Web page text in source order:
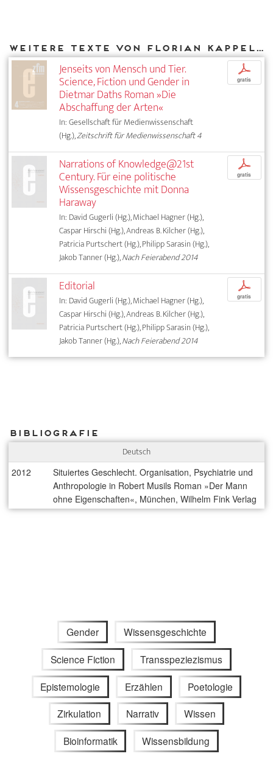
Weitere Texte von Florian Kappeler bei DIAPHANES
Jenseits von Mensch und Tier.
Science, Fiction und Gender in
Dietmar Daths Roman »Die
Abschaffung der Arten«
In: Gesellschaft für Medienwissenschaft
(Hg.),Zeitschrift für Medienwissenschaft 4
p
gratis
Narrations of Knowledge@21st
Century. Für eine politische
Wissensgeschichte mit Donna
Haraway
In: David Gugerli (Hg.), Michael Hagner (Hg.),
Caspar Hirschi (Hg.), Andreas B. Kilcher (Hg.),
Patricia Purtschert (Hg.), Philipp Sarasin (Hg.),
Jakob Tanner (Hg.),Nach Feierabend 2014
p
gratis
Editorial
In: David Gugerli (Hg.), Michael Hagner (Hg.),
Caspar Hirschi (Hg.), Andreas B. Kilcher (Hg.),
Patricia Purtschert (Hg.), Philipp Sarasin (Hg.),
Jakob Tanner (Hg.),Nach Feierabend 2014
p
gratis
Bibliografie
Deutsch
2012
Situiertes Geschlecht. Organisation, Psychiatrie und
Anthropologie in Robert Musils Roman »Der Mann
ohne Eigenschaften«, München, Wilhelm Fink Verlag
Gender Wissensgeschichte
Science Fiction Transspeziezismus
Epistemologie Erzählen Poetologie
Zirkulation Narrativ Wissen
Bioinformatik Wissensbildung